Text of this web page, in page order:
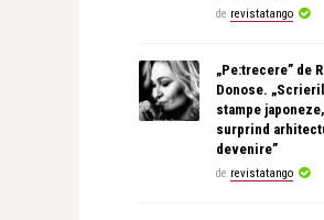
de revistatango
„Pe:trecere” de
Donose.
stampe
surprind
devenire”
de revistatango